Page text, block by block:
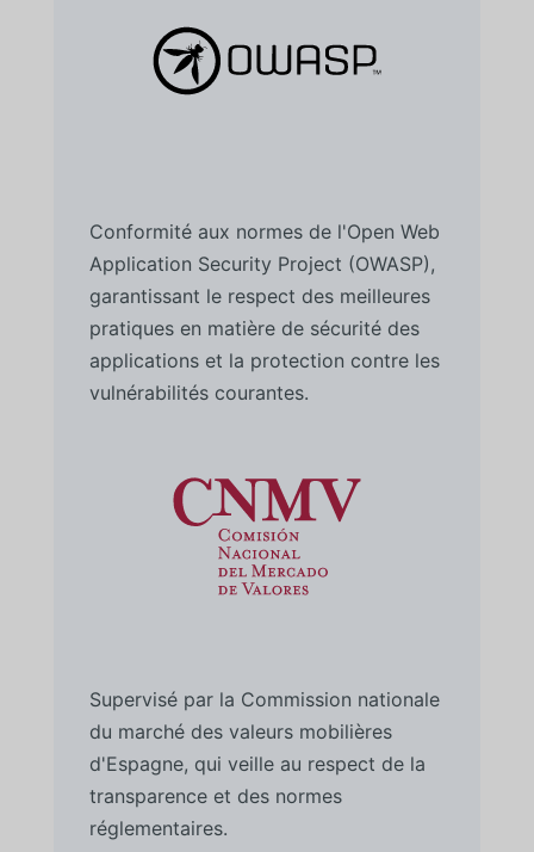
Conformité aux normes de l'Open Web
Application Security Project (OWASP),
garantissant le respect des meilleures
pratiques en matière de sécurité des
applications et la protection contre les
vulnérabilités courantes.
Supervisé par la Commission nationale
du marché des valeurs mobilières
d'Espagne, qui veille au respect de la
transparence et des normes
réglementaires.